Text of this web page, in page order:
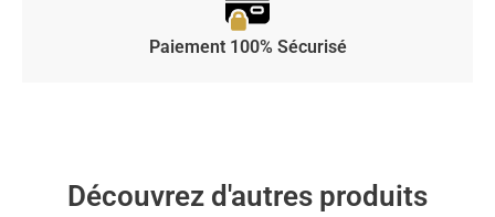
Paiement 100% Sécurisé
Découvrez d'autres produits